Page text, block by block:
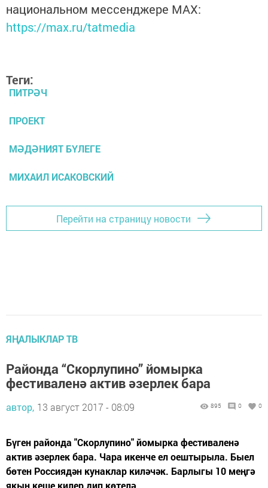
национальном мессенджере MАХ:
https://max.ru/tatmedia
Теги:
ПИТРӘЧ
ПРОЕКТ
МӘДӘНИЯТ БҮЛЕГЕ
МИХАИЛ ИСАКОВСКИЙ
Перейти на страницу новости
ЯҢАЛЫКЛАР ТВ
Районда “Скорлупино” йомырка
фестиваленә актив әзерлек бара
автор, 13 август 2017 - 08:09 895 0 0
Бүген районда "Скорлупино" йомырка фестиваленә
актив әзерлек бара. Чара икенче ел оештырыла. Быел
бөтен Россиядән кунаклар киләчәк. Барлыгы 10 меңгә